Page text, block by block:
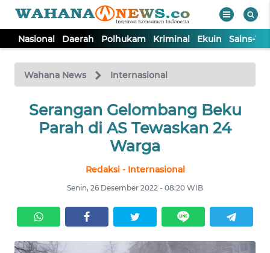
Nasional Daerah Polhukam Kriminal Ekuin Sains-
Wahana News Internasional
Serangan Gelombang Beku
Parah di AS Tewaskan 24
Warga
Redaksi - Internasional
Senin, 26 Desember 2022 - 08:20 WIB
TV
Tutup
NASIONAL
KRIMINAL
EKUIN